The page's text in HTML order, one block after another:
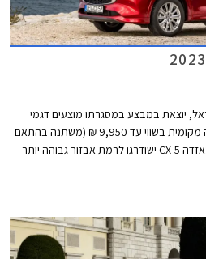
יוצאת במבצע במסגרתו מוצעים דגמי
החברה עם חבילת אבזור בהתקנה מקומית בשווי עד 9,950 ₪ (משתנה בהתאם
לדגם). בנוסף, רוכשי רכב הפנאי מאזדה CX-5 ישודרגו לרמת אבזור גבוהה יותר